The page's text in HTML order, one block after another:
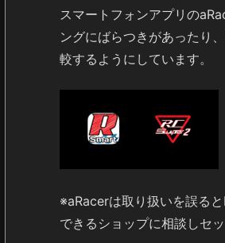
スマートフォンアプリの
ングにばらつきがあったり
較するようにしています。
※aRacerは取り扱いを誤る
できるショップに相談しセ